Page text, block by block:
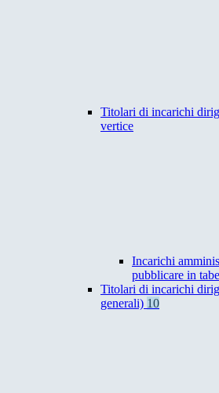
Titolari di incarichi
vertice
Incarichi
pubblicare in
Titolari di incarichi
generali) 10